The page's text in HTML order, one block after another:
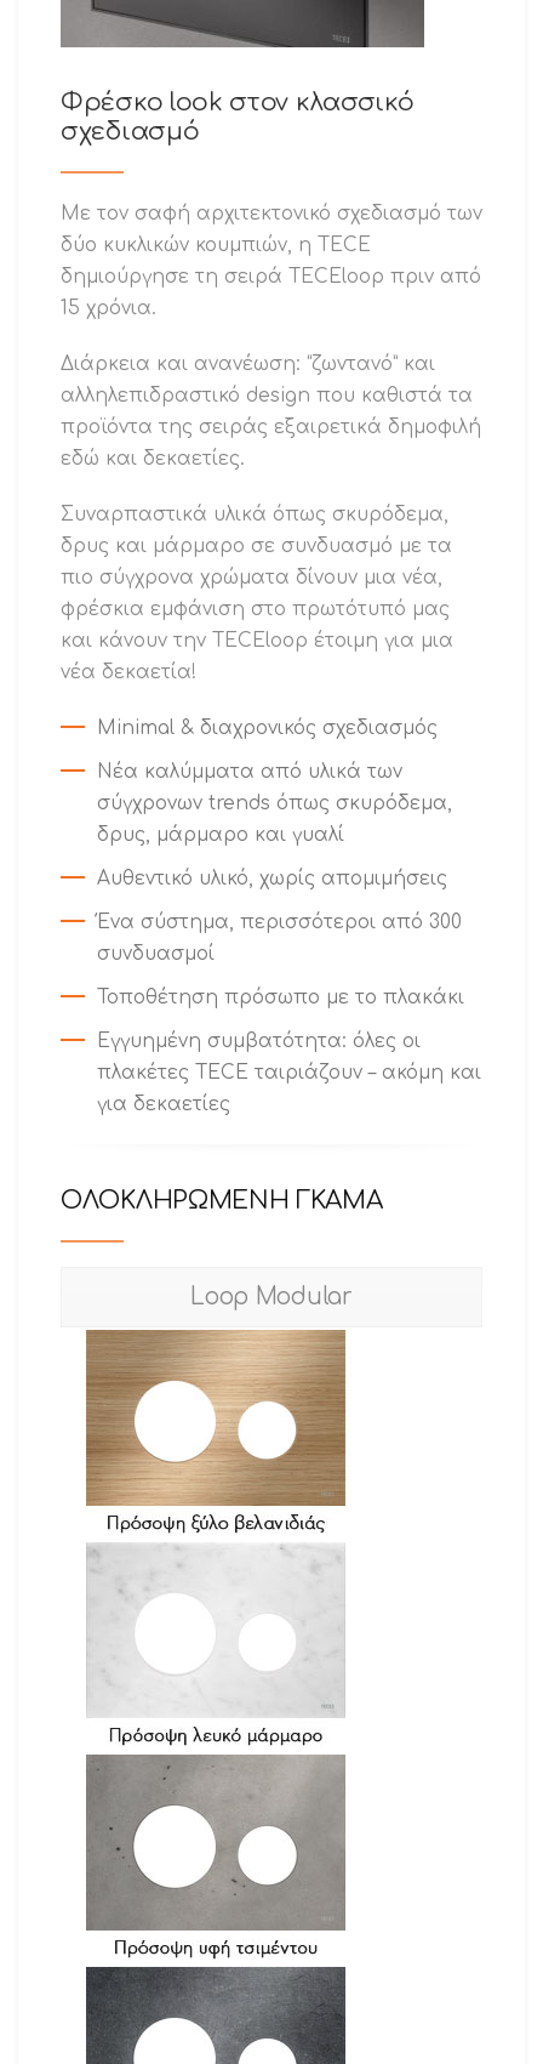
Φρέσκο look στον κλασσικό
σχεδιασμό
Με τον σαφή αρχιτεκτονικό σχεδιασμό των
δύο κυκλικών κουμπιών, η TECE
δημιούργησε τη σειρά TECEloop πριν από
15 χρόνια.
Διάρκεια και ανανέωση: “ζωντανό” και
αλληλεπιδραστικό design που καθιστά τα
προϊόντα της σειράς εξαιρετικά δημοφιλή
εδώ και δεκαετίες.
Συναρπαστικά υλικά όπως σκυρόδεμα,
δρυς και μάρμαρο σε συνδυασμό με τα
πιο σύγχρονα χρώματα δίνουν μια νέα,
φρέσκια εμφάνιση στο πρωτότυπό μας
και κάνουν την TECEloop έτοιμη για μια
νέα δεκαετία!
Minimal & διαχρονικός σχεδιασμός
Νέα καλύμματα από υλικά των
σύγχρονων trends όπως σκυρόδεμα,
δρυς, μάρμαρο και γυαλί
Αυθεντικό υλικό, χωρίς απομιμήσεις
Ένα σύστημα, περισσότεροι από 300
συνδυασμοί
Τοποθέτηση πρόσωπο με το πλακάκι
Εγγυημένη συμβατότητα: όλες οι
πλακέτες TECE ταιριάζουν – ακόμη και
για δεκαετίες
ΟΛΟΚΛΗΡΩΜΕΝΗ ΓΚΑΜΑ
Loop Modular